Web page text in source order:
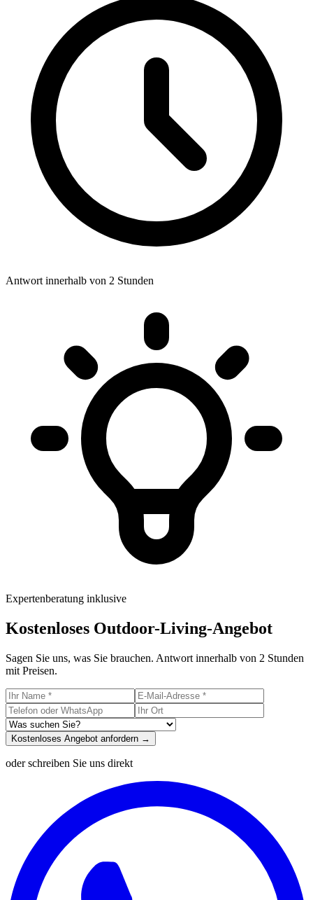
Antwort innerhalb von 2 Stunden
Expertenberatung inklusive
Kostenloses Outdoor-Living-Angebot
Sagen Sie uns, was Sie brauchen. Antwort innerhalb von 2 Stunden
mit Preisen.
Kostenloses Angebot anfordern →
oder schreiben Sie uns direkt